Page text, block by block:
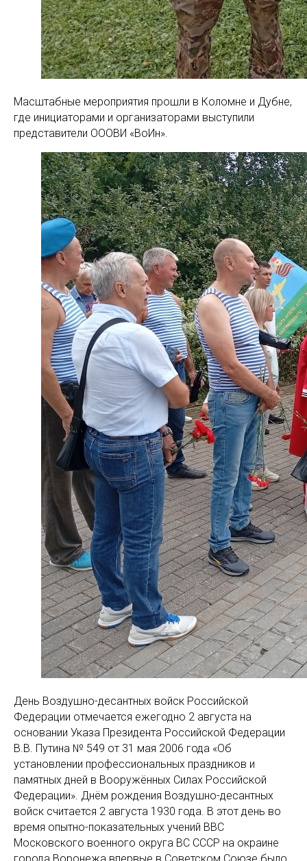
Масштабные мероприятия прошли в Коломне и Дубне,
где инициаторами и организаторами выступили
представители ОООВИ «ВоИн».
День Воздушно-десантных войск Российской
Федерации отмечается ежегодно 2 августа на
основании Указа Президента Российской Федерации
В.В. Путина № 549 от 31 мая 2006 года «Об
установлении профессиональных праздников и
памятных дней в Вооружённых Силах Российской
Федерации». Днём рождения Воздушно-десантных
войск считается 2 августа 1930 года. В этот день во
время опытно-показательных учений ВВС
Московского военного округа ВС СССР на окраине